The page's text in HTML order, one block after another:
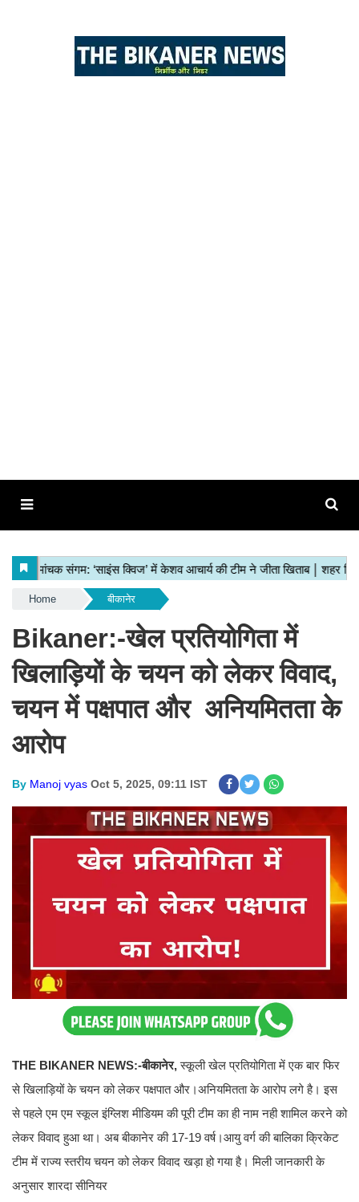
Home बीकानेर
Bikaner:-खेल प्रतियोगिता में
खिलाड़ियों के चयन को लेकर विवाद,
चयन में पक्षपात और अनियमितता के
आरोप
By Manoj vyas Oct 5, 2025, 09:11 IST
THE BIKANER NEWS:-बीकानेर,स्कूली खेल प्रतियोगिता में एक बार फिर
से खिलाड़ियों के चयन को लेकर पक्षपात और।अनियमितता के आरोप लगे है। इस
से पहले एम एम स्कूल इंग्लिश मीडियम की पूरी टीम का ही नाम नही शामिल करने को
लेकर विवाद हुआ था। अब बीकानेर की 17-19 वर्ष।आयु वर्ग की बालिका क्रिकेट
टीम में राज्य स्तरीय चयन को लेकर विवाद खड़ा हो गया है। मिली जानकारी के
अनुसार शारदा सीनियर